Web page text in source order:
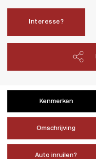
Interesse?
Kenmerken
Omschrijving
Auto inruilen?